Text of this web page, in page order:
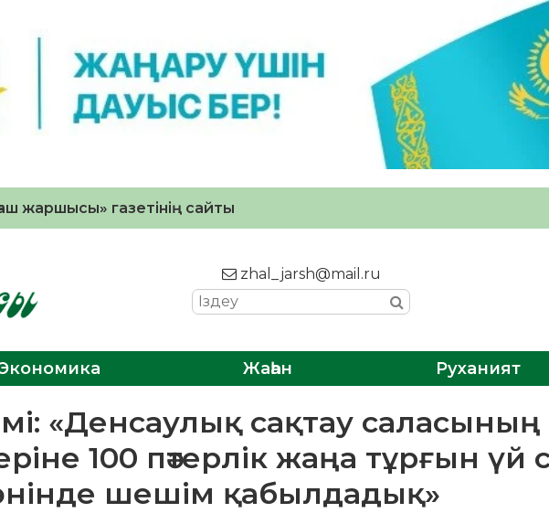
жаршысы» газетінің сайты
zhal_jarsh@mail.ru
Жаһан Руханият
«Денсаулық сақтау саласының
100 пәтерлік жаңа тұрғын үй
шешім қабылдадық»